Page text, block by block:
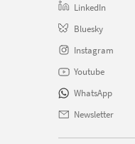
LinkedIn
Bluesky
Instagram
Youtube
WhatsApp
Newsletter